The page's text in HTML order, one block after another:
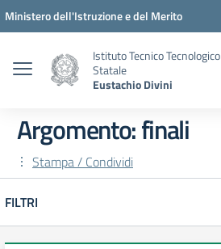
Vai ai contenuti
Vai al menu di navigazione
Vai al footer
Ministero dell'Istruzione e del Merito
Istituto Tecnico Tecnologico
Statale
Eustachio Divini
Argomento: finali
Stampa / Condividi
FILTRI